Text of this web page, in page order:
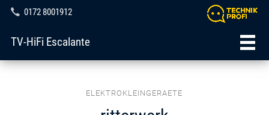
0172 8001912
TV-HiFi Escalante
ELEKTROKLEINGERAETE